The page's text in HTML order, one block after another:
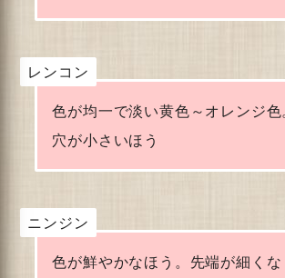
レンコン
色が均一で淡い黄色～オレンジ
穴が小さいほう
ニンジン
色が鮮やかなほう。先端が細くな